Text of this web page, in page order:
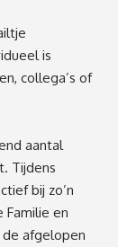
is
collega’s of
aantal
Tijdens
bij zo’n
Familie en
afgelopen